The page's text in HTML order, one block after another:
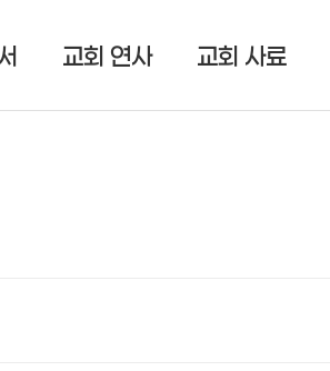
교회 연사 교회 사료